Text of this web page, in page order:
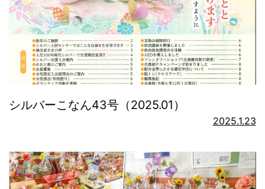
シルバーこなん43号（2025.01）
2025.1.23